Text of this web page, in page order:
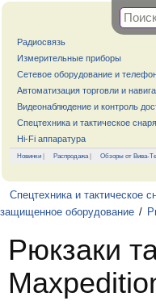
Радиосвязь
Измерительные приборы
Сетевое оборудование и
Автоматизация торговли и
Видеонаблюдение и контроль
Спецтехника и тактическое
Hi-Fi аппаратура
Новинки | Распродажа| Обзоры от Вива-
Спецтехника и тактическое
защищенное оборудование /
Рюкзаки